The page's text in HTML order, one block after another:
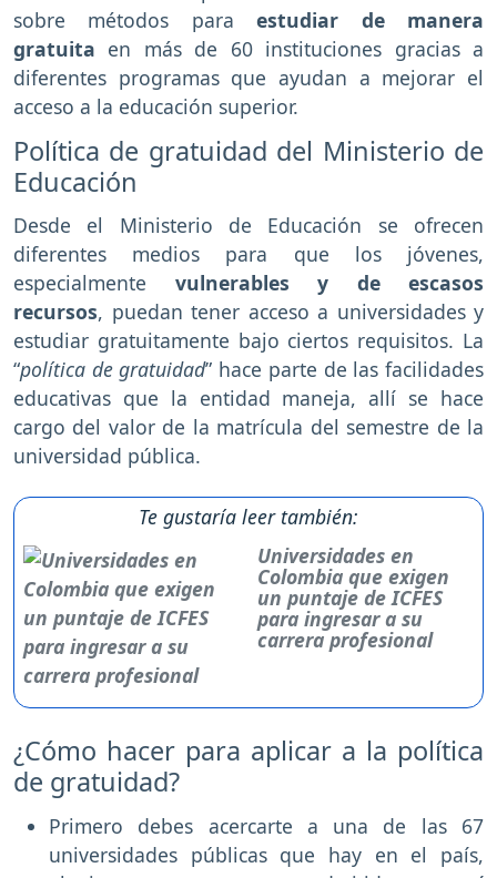
sobre métodos paraestudiar de manera
gratuita en más de 60 instituciones gracias a
diferentes programas que ayudan a mejorar el
acceso a la educación superior.
Política de gratuidad del Ministerio de
Educación
Desde el Ministerio de Educación se ofrecen
diferentes medios para que los jóvenes,
especialmente vulnerables y de escasos
recursos, puedan tener acceso a universidades y
estudiar gratuitamente bajo ciertos requisitos. La
“política de gratuidad” hace parte de las facilidades
educativas que la entidad maneja, allí se hace
cargo del valor de la matrícula del semestre de la
universidad pública.
Te gustaría leer también:
Universidades en
Colombia que exigen
un puntaje de ICFES
para ingresar a su
carrera profesional
¿Cómo hacer para aplicar a la política
de gratuidad?
Primero debes acercarte a una de las 67
universidades públicas que hay en el país,